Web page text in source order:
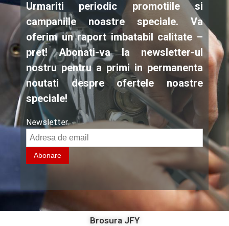
Urmariti periodic promotiile si
campaniile noastre speciale. Va
oferim un raport imbatabil calitate –
pret! Abonati-va la newsletter-ul
nostru pentru a primi in permanenta
noutati despre ofertele noastre
speciale!
Newsletter
Brosura JFY